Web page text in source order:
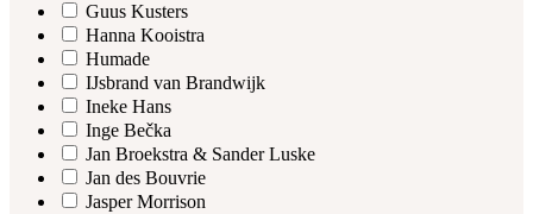
Guus Kusters
Hanna Kooistra
Humade
IJsbrand van Brandwijk
Ineke Hans
Inge Bečka
Jan Broekstra & Sander Luske
Jan des Bouvrie
Jasper Morrison